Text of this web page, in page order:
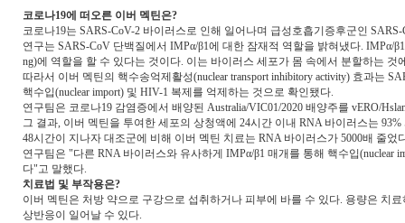
코로나19에 떠오른 이버 멕틴은?
코로나19는 SARS-CoV-2 바이러스로 인해 일어나며 급성호흡기증후군인
연구는 SARS-CoV 단백질에서 IMPα/β1에 대한 잠재적 역할을 밝혀냈다. IMPα/
ng)에 역할을 할 수 있다는 것이다. 이는 바이러스 세포가 몸 속에서 분할하는
따라서 이버 멕틴의 핵수송억제활성(nuclear transport inhibitory activity) 효과는
핵수입(nuclear import) 및 HIV-1 복제를 억제하는 것으로 확인됐다.
연구팀은 코로나19 감염증에서 배양된 Australia/VIC01/2020 배양주를 vERO/
그 결과, 이버 멕틴을 투여한 세포의 상청액에 24시간 이내 RNA 바이러스는
48시간이 지나자 대조군에 비해 이버 멕틴 치료는 RNA 바이러스가 5000배 줄
연구팀은 "다른 RNA 바이러스와 유사하게 IMPα/β1 매개를 통해 핵수입
다"고 말했다.
치료법 및 부작용은?
이버 멕틴은 처방 약으로 구강으로 섭취하거나 피부에 바를 수 있다. 용량은 치
상반응이 일어날 수 있다.